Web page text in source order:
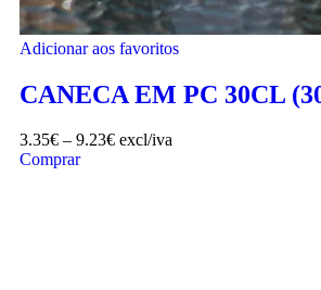
Adicionar aos favoritos
CANECA EM PC 30CL
3.35€ – 9.23€ excl/iva
Comprar